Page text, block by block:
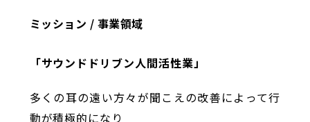
ミッション / 事業領域
「サウンドドリブン人間活性業」
多くの耳の遠い方々が聞こえの改善によって行
動が積極的になり